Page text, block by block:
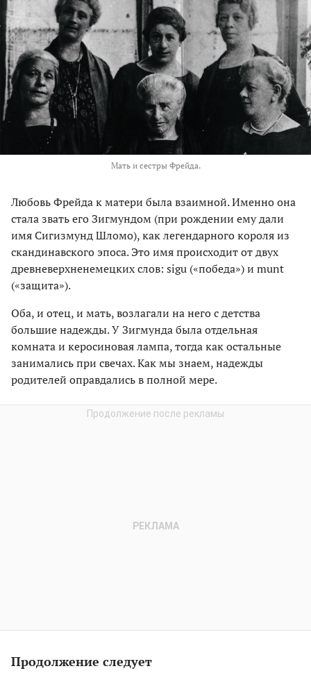
Мать и сестры Фрейда.
Любовь Фрейда к матери была взаимной. Именно она
стала звать его Зигмундом (при рождении ему дали
имя Сигизмунд Шломо), как легендарного короля из
скандинавского эпоса. Это имя происходит от двух
древневерхненемецких слов: sigu («победа») и munt
(«защита»).
Оба, и отец, и мать, возлагали на него с детства
большие надежды. У Зигмунда была отдельная
комната и керосиновая лампа, тогда как остальные
занимались при свечах. Как мы знаем, надежды
родителей оправдались в полной мере.
Продолжение следует